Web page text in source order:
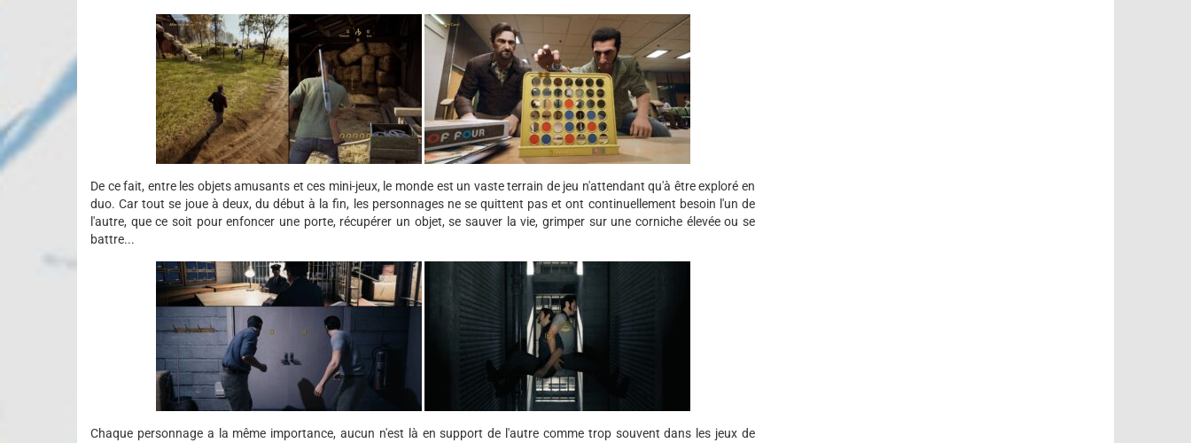
De ce fait, entre les objets amusants et ces mini-jeux, le monde est un vaste terrain de jeu n'attendant qu'à être exploré en
duo. Car tout se joue à deux, du début à la fin, les personnages ne se quittent pas et ont continuellement besoin l'un de
l'autre, que ce soit pour enfoncer une porte, récupérer un objet, se sauver la vie, grimper sur une corniche élevée ou se
battre...
Chaque personnage a la même importance, aucun n'est là en support de l'autre comme trop souvent dans les jeux de